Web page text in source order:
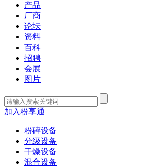
产品
厂商
论坛
资料
百科
招聘
会展
图片
加入粉享通
粉碎设备
分级设备
干燥设备
混合设备